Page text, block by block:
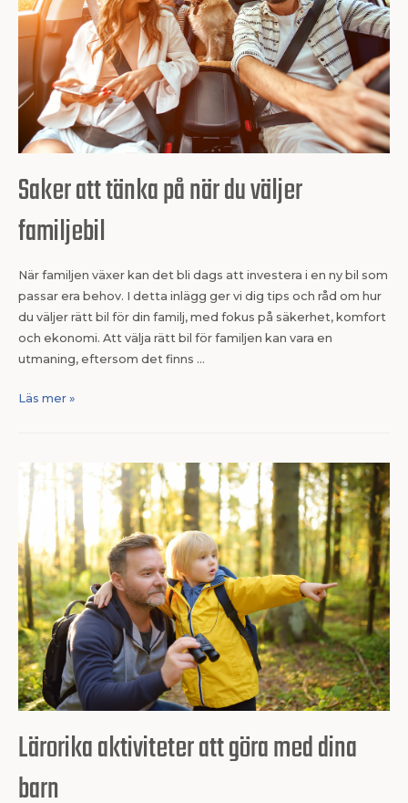
Saker att tänka på när du väljer
familjebil
När familjen växer kan det bli dags att investera i en ny bil som
passar era behov. I detta inlägg ger vi dig tips och råd om hur
du väljer rätt bil för din familj, med fokus på säkerhet, komfort
och ekonomi. Att välja rätt bil för familjen kan vara en
utmaning, eftersom det finns …
Läs mer »
Lärorika aktiviteter att göra med dina
barn